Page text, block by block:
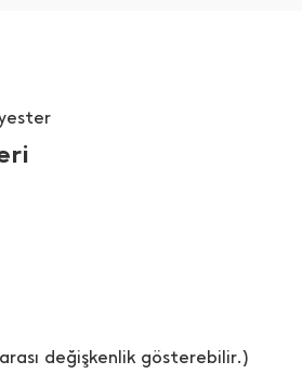
değişkenlik gösterebilir.)